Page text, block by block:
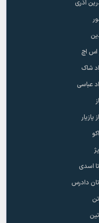
آذری
اس اچ
شاک
عباسی
پازیار
اسدی
دادرس